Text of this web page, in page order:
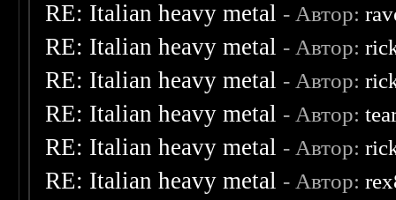
RE: Italian heavy metal - Автор:
RE: Italian heavy metal - Автор:
RE: Italian heavy metal - Автор:
RE: Italian heavy metal - Автор:
RE: Italian heavy metal - Автор:
RE: Italian heavy metal - Автор: